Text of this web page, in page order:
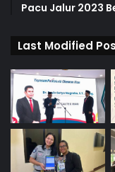
Pacu Jalur 2023
Last Modified